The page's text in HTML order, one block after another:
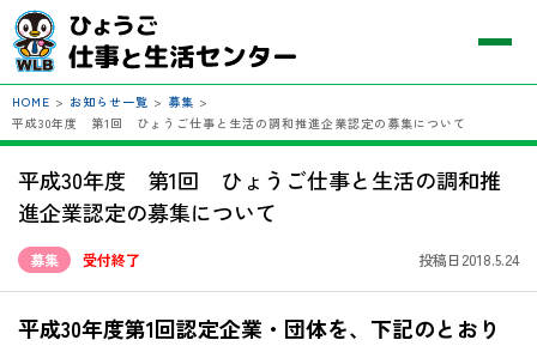
HOME > お知らせ一覧 > 募集 >
平成30年度 第1回 ひょうご仕事と生活の調和推進企業認定の募集について
平成30年度 第1回 ひょうご仕事と生活の調和推
進企業認定の募集について
募集 受付終了 投稿日2018.5.24
平成30年度第1回認定企業・団体を、下記のとおり